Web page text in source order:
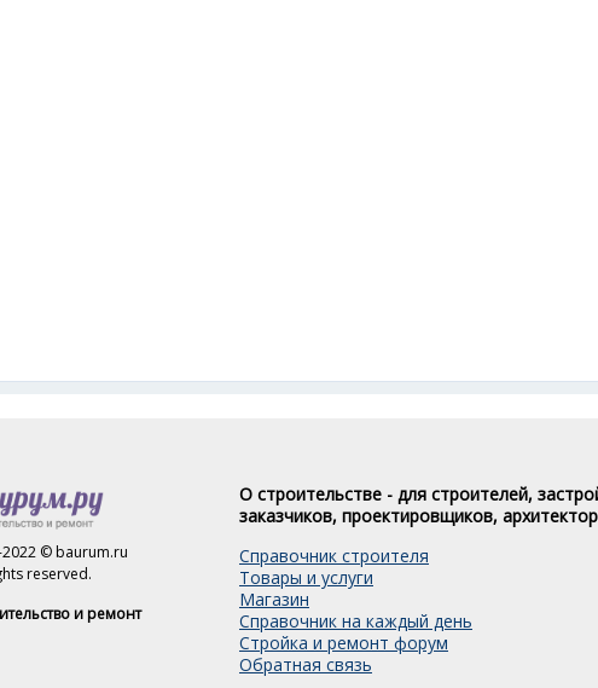
© baurum.ru
reserved.
и ремонт
О строительстве - для строителей,
заказчиков, проектировщиков,
Справочник строителя
Товары и услуги
Магазин
Справочник на каждый день
Стройка и ремонт форум
Обратная связь